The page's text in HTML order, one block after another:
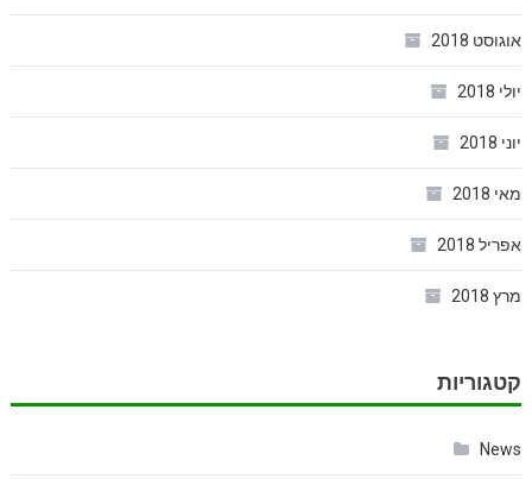
אוגוסט 2018
יולי 2018
יוני 2018
מאי 2018
אפריל 2018
מרץ 2018
קטגוריות
News